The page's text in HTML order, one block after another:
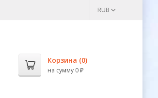
RUB
Корзина (0)
на сумму 0 ₽